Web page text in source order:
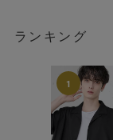
ランキング